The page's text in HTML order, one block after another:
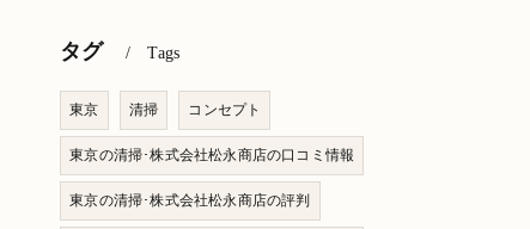
タグ Tags
東京 清掃 コンセプト
東京の清掃･株式会社松永商店の口コミ情報
東京の清掃･株式会社松永商店の評判